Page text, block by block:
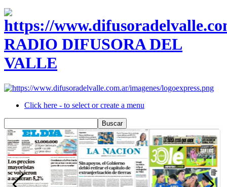
RADIO DIFUSORA DEL
VALLE
Click here - to select or create a menu